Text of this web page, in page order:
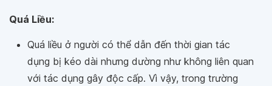
Quá Liều:
Quá liều ở người có thể dẫn đến thời gian tác
dụng bị kéo dài nhưng dường như không liên quan
với tác dụng gây độc cấp. Vì vậy, trong trường